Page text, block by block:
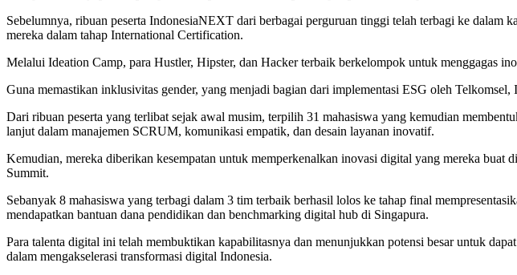
Sebelumnya, ribuan peserta IndonesiaNEXT dari berbagai perguruan tinggi telah terbagi ke dalam
mereka dalam tahap International Certification.
Melalui Ideation Camp, para Hustler, Hipster, dan Hacker terbaik berkelompok untuk menggagas
Guna memastikan inklusivitas gender, yang menjadi bagian dari implementasi ESG oleh
Dari ribuan peserta yang terlibat sejak awal musim, terpilih 31 mahasiswa yang kemudian
lanjut dalam manajemen SCRUM, komunikasi empatik, dan desain layanan inovatif.
Kemudian, mereka diberikan kesempatan untuk memperkenalkan inovasi digital yang mereka
Summit.
Sebanyak 8 mahasiswa yang terbagi dalam 3 tim terbaik berhasil lolos ke tahap final
mendapatkan bantuan dana pendidikan dan benchmarking digital hub di Singapura.
Para talenta digital ini telah membuktikan kapabilitasnya dan menunjukkan potensi besar untuk
dalam mengakselerasi transformasi digital Indonesia.